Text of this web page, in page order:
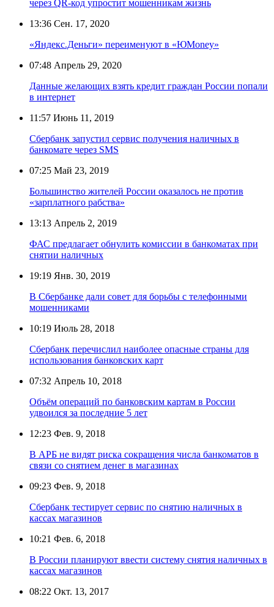
через QR-код упростит мошенникам жизнь
13:36 Сен. 17, 2020
«Яндекс.Деньги» переименуют в «ЮMoney»
07:48 Апрель 29, 2020
Данные желающих взять кредит граждан России попали
в интернет
11:57 Июнь 11, 2019
Сбербанк запустил сервис получения наличных в
банкомате через SMS
07:25 Май 23, 2019
Большинство жителей России оказалось не против
«зарплатного рабства»
13:13 Апрель 2, 2019
ФАС предлагает обнулить комиссии в банкоматах при
снятии наличных
19:19 Янв. 30, 2019
В Сбербанке дали совет для борьбы с телефонными
мошенниками
10:19 Июль 28, 2018
Сбербанк перечислил наиболее опасные страны для
использования банковских карт
07:32 Апрель 10, 2018
Объём операций по банковским картам в России
удвоился за последние 5 лет
12:23 Фев. 9, 2018
В АРБ не видят риска сокращения числа банкоматов в
связи со снятием денег в магазинах
09:23 Фев. 9, 2018
Сбербанк тестирует сервис по снятию наличных в
кассах магазинов
10:21 Фев. 6, 2018
В России планируют ввести систему снятия наличных в
кассах магазинов
08:22 Окт. 13, 2017